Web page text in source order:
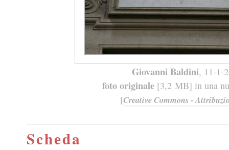
Giovanni Baldini, 11-1-
foto originale[3,2 MB] in una
[Creative Commons -
Scheda